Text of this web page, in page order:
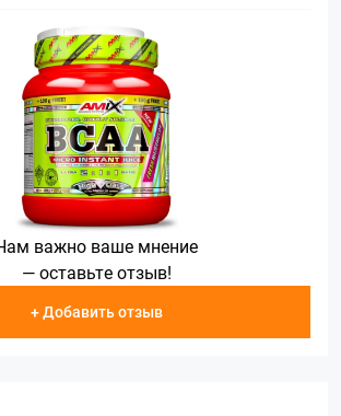
важно ваше мнение
— оставьте отзыв!
+ Добавить отзыв